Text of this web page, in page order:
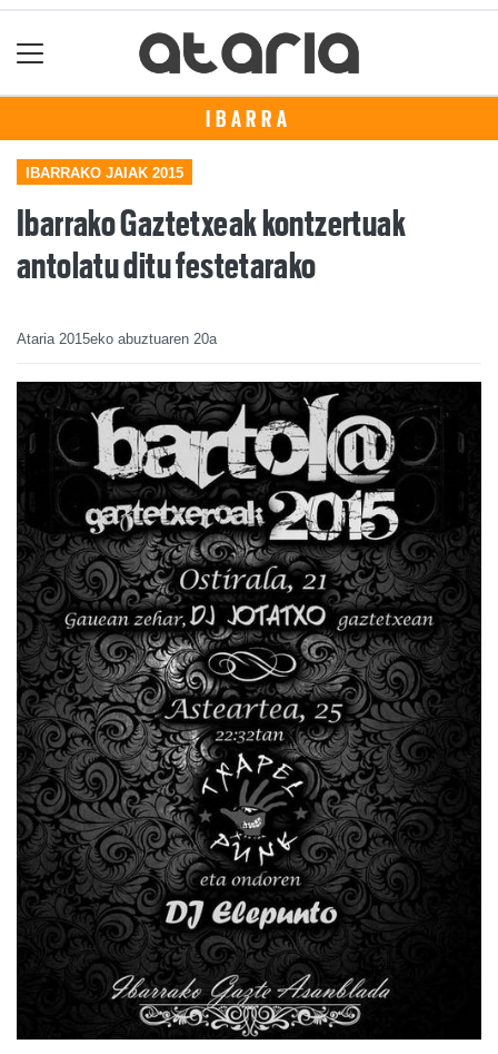
IBARRA
IBARRAKO JAIAK 2015
Ibarrako Gaztetxeak kontzertuak
antolatu ditu festetarako
Ataria 2015eko abuztuaren 20a